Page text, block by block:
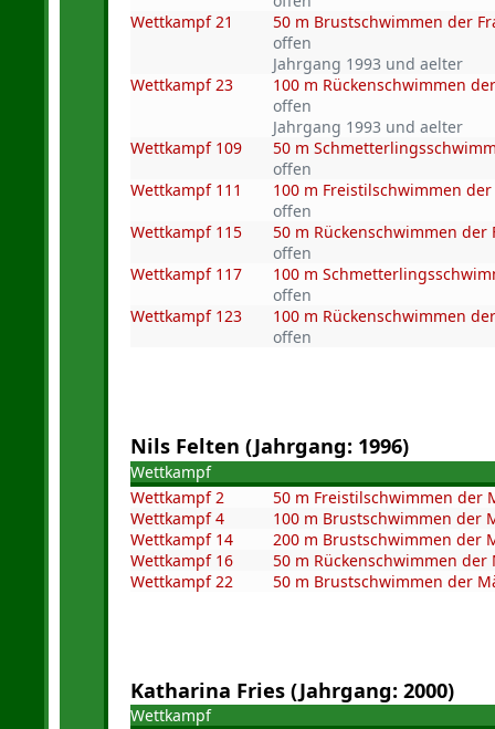
Wettkampf 21
50 m Brustschwimmen der
offen
Jahrgang 1993 und aelter
Wettkampf 23
100 m Rückenschwimmen
offen
Jahrgang 1993 und aelter
Wettkampf 109
50 m
offen
Wettkampf 111
100 m Freistilschwimmen der
offen
Wettkampf 115
50 m Rückenschwimmen der
offen
Wettkampf 117
100 m
offen
Wettkampf 123
100 m Rückenschwimmen
offen
Nils Felten (Jahrgang: 1996)
Wettkampf
Wettkampf 2
50 m Freistilschwimmen der
Wettkampf 4
100 m Brustschwimmen der
Wettkampf 14
200 m Brustschwimmen der
Wettkampf 16
50 m Rückenschwimmen der
Wettkampf 22
50 m Brustschwimmen der
Katharina Fries (Jahrgang: 2000)
Wettkampf